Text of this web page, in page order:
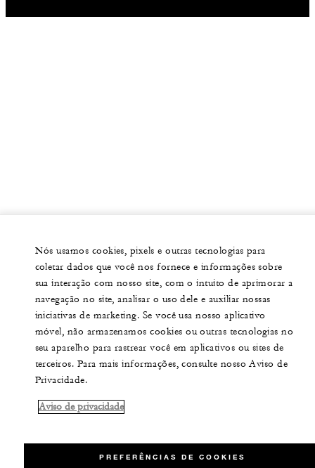
Nós usamos cookies, pixels e outras tecnologias para
coletar dados que você nos fornece e informações sobre
sua interação com nosso site, com o intuito de aprimorar a
navegação no site, analisar o uso dele e auxiliar nossas
iniciativas de marketing. Se você usa nosso aplicativo
móvel, não armazenamos cookies ou outras tecnologias no
seu aparelho para rastrear você em aplicativos ou sites de
terceiros. Para mais informações, consulte nosso Aviso de
Privacidade.
Aviso de privacidade
PREFERÊNCIAS DE COOKIES